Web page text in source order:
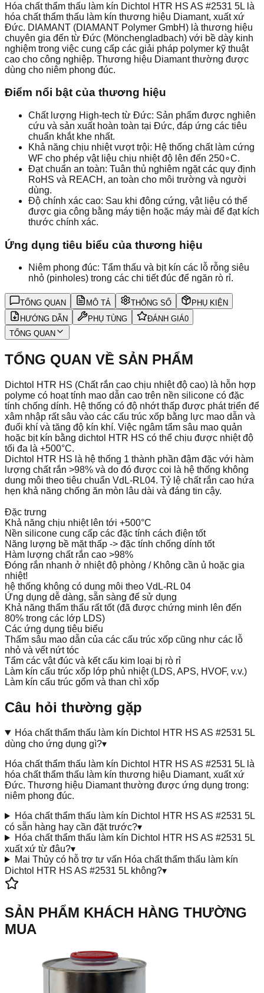
Hóa chất thẩm thấu làm kín Dichtol HTR HS AS #2531 5L là
hóa chất thẩm thấu làm kín thương hiệu Diamant, xuất xứ
Đức. DIAMANT (DIAMANT Polymer GmbH) là thương hiệu
chuyên gia đến từ Đức (Mönchengladbach) với bề dày kinh
nghiệm trong việc cung cấp các giải pháp polymer kỹ thuật
cao cho công nghiệp. Thương hiệu Diamant thường được
dùng cho niêm phong đúc.
Điểm nổi bật của thương hiệu
Chất lượng High-tech từ Đức: Sản phẩm được nghiên
cứu và sản xuất hoàn toàn tại Đức, đáp ứng các tiêu
chuẩn khắt khe nhất.
Khả năng chịu nhiệt vượt trội: Hệ thống chất làm cứng
WF cho phép vật liệu chịu nhiệt độ lên đến 250∘C.
Đạt chuẩn an toàn: Tuân thủ nghiêm ngặt các quy định
RoHS và REACH, an toàn cho môi trường và người
dùng.
Độ chính xác cao: Sau khi đông cứng, vật liệu có thể
được gia công bằng máy tiện hoặc máy mài để đạt kích
thước chính xác.
Ứng dụng tiêu biểu của thương hiệu
Niêm phong đúc: Tẩm thấu và bịt kín các lỗ rỗng siêu
nhỏ (pinholes) trong các chi tiết đúc để ngăn rò rỉ.
TỔNG QUAN MÔ TẢ THÔNG SỐ
PHỤ KIỆN
HƯỚNG DẪN
PHỤ TÙNG ĐÁNH GIÁ0
TỔNG QUAN
TỔNG QUAN VỀ SẢN PHẨM
Dichtol HTR HS (Chất rắn cao chịu nhiệt độ cao) là hỗn hợp
polyme có hoạt tính mao dẫn cao trên nền silicone có đặc
tính chống dính. Hệ thống có độ nhớt thấp được phát triển để
xâm nhập rất sâu vào các cấu trúc xốp bằng lực mao dẫn và
đuổi khí và tăng độ kín khí. Việc ngâm tẩm sâu mao quản
hoặc bịt kín bằng dichtol HTR HS có thể chịu được nhiệt độ
tối đa là +500°C.
Dichtol HTR HS là hệ thống 1 thành phần đậm đặc với hàm
lượng chất rắn >98% và do đó được coi là hệ thống không
dung môi theo tiêu chuẩn VdL-RL04. Tỷ lệ chất rắn cao hứa
hẹn khả năng chống ăn mòn lâu dài và đáng tin cậy.
Đặc trưng
Khả năng chịu nhiệt lên tới +500°C
Nền silicone cung cấp các đặc tính cách điện tốt
Năng lượng bề mặt thấp -> đặc tính chống dính tốt
Hàm lượng chất rắn cao >98%
Đóng rắn nhanh ở nhiệt độ phòng / Không cần ủ hoặc gia
nhiệt!
hệ thống không có dung môi theo VdL-RL 04
Ứng dụng dễ dàng, sẵn sàng để sử dụng
Khả năng thẩm thấu rất tốt (đã được chứng minh lên đến
80% trong các lớp LDS)
Các ứng dụng tiêu biểu
Thấm sâu mao dẫn của các cấu trúc xốp cũng như các lỗ
nhỏ và vết nứt tóc
Tẩm các vật đúc và kết cấu kim loại bị rò rỉ
Làm kín cấu trúc xốp lớp phủ nhiệt (LDS, APS, HVOF, v.v.)
Làm kín cấu trúc gốm và than chì xốp
Câu hỏi thường gặp
Hóa chất thẩm thấu làm kín Dichtol HTR HS AS #2531 5L
dùng cho ứng dụng gì?▾
Hóa chất thẩm thấu làm kín Dichtol HTR HS AS #2531 5L là
hóa chất thẩm thấu làm kín thương hiệu Diamant, xuất xứ
Đức. Thương hiệu Diamant thường được ứng dụng trong:
niêm phong đúc.
Hóa chất thẩm thấu làm kín Dichtol HTR HS AS #2531 5L
có sẵn hàng hay cần đặt trước?▾
Hóa chất thẩm thấu làm kín Dichtol HTR HS AS #2531 5L
xuất xứ từ đâu?▾
Mai Thủy có hỗ trợ tư vấn Hóa chất thẩm thấu làm kín
Dichtol HTR HS AS #2531 5L không?▾
SẢN PHẨM KHÁCH HÀNG THƯỜNG
MUA